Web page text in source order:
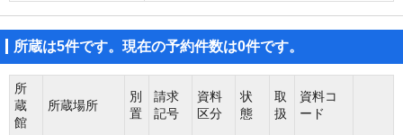
所蔵は5件です。現在の予約件数は0件です。
所
蔵
館
所蔵場所
別
置
請求
記号
資料
区分
状
態
取
扱
資料コ
ード